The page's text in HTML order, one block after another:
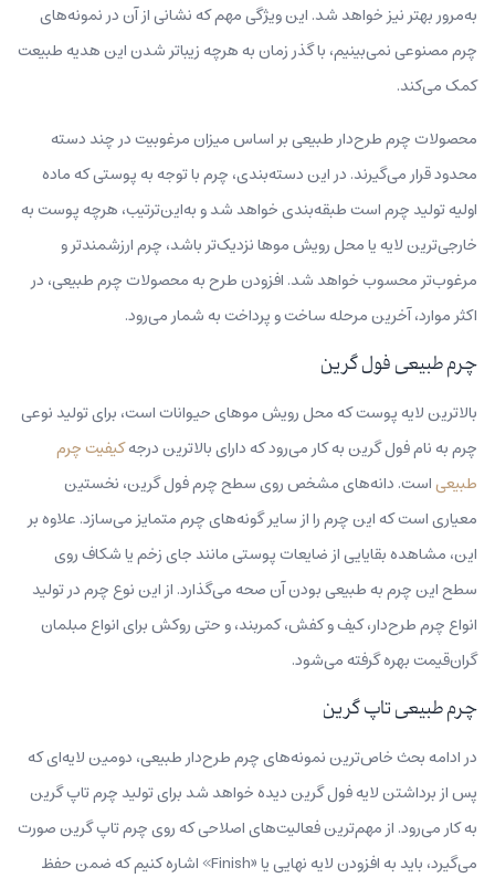
به‌مرور بهتر نیز خواهد شد. این ویژگی مهم که نشانی از آن در نمونه‌های
چرم مصنوعی نمی‌بینیم، با گذر زمان به هرچه زیباتر شدن این هدیه طبیعت
کمک می‌کند.
محصولات چرم طرح‌دار طبیعی بر اساس میزان مرغوبیت در چند دسته
محدود قرار می‌گیرند. در این دسته‌بندی، چرم با توجه به پوستی که ماده
اولیه تولید چرم است طبقه‌بندی خواهد شد و به‌این‌ترتیب، هرچه پوست به
خارجی‌ترین لایه یا محل رویش موها نزدیک‌تر باشد، چرم ارزشمندتر و
مرغوب‌تر محسوب خواهد شد. افزودن طرح به محصولات چرم طبیعی، در
اکثر موارد، آخرین مرحله ساخت و پرداخت به شمار می‌رود.
چرم طبیعی فول گرین
بالاترین لایه پوست که محل رویش موهای حیوانات است، برای تولید نوعی
چرم به نام فول گرین به کار می‌رود که دارای بالاترین درجهکیفیت چرم
طبیعیاست. دانه‌های مشخص روی سطح چرم فول گرین، نخستین
معیاری است که این چرم را از سایر گونه‌های چرم متمایز می‌سازد. علاوه‌ بر‌
این، مشاهده بقایایی از ضایعات پوستی مانند جای زخم یا شکاف روی
سطح این چرم به طبیعی‌ بودن آن صحه می‌گذارد. از این نوع چرم در تولید
انواع چرم طرح‌دار، کیف‌ و کفش‌، کمربند، و حتی روکش برای انواع مبلمان
گران‌قیمت بهره گرفته می‌شود.
چرم طبیعی تاپ گرین
در ادامه بحث خاص‌ترین نمونه‌های چرم طرح‌دار طبیعی، دومین لایه‌ای که
پس از برداشتن لایه فول گرین دیده خواهد شد برای تولید چرم تاپ گرین
به‌ کار می‌رود. از مهم‌ترین فعالیت‌های اصلاحی که روی چرم تاپ گرین صورت
می‌گیرد، باید به افزودن لایه نهایی یا «Finish» اشاره کنیم که ضمن حفظ